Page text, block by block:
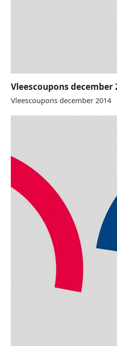
Vleescoupons december
Vleescoupons december 2014